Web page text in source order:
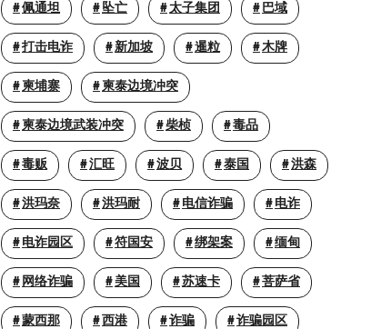
佩通坦 坠亡 太子集团 巴域
打击电诈 新加坡 暹粒 木牌
柬埔寨 柬泰边境冲突
柬泰边境武装冲突 柴桢 毒品
毒贩 汇旺 波贝 泰国 洪森
洪玛奈 洪玛耐 电信诈骗 电诈
电诈园区 符国安 绑架案 缅甸
网络诈骗 美国 苏速卡 菩萨省
蒙西那 西港 诈骗 诈骗园区